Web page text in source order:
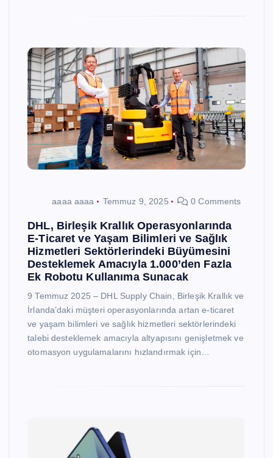
aaaa aaaa Temmuz 9, 2025 0 Comments
DHL, Birleşik Krallık Operasyonlarında
E-Ticaret ve Yaşam Bilimleri ve Sağlık
Hizmetleri Sektörlerindeki Büyümesini
Desteklemek Amacıyla 1.000’den Fazla
Ek Robotu Kullanıma Sunacak
9 Temmuz 2025 – DHL Supply Chain, Birleşik Krallık ve
İrlanda’daki müşteri operasyonlarında artan e-ticaret
ve yaşam bilimleri ve sağlık hizmetleri sektörlerindeki
talebi desteklemek amacıyla altyapısını genişletmek ve
otomasyon uygulamalarını hızlandırmak için…